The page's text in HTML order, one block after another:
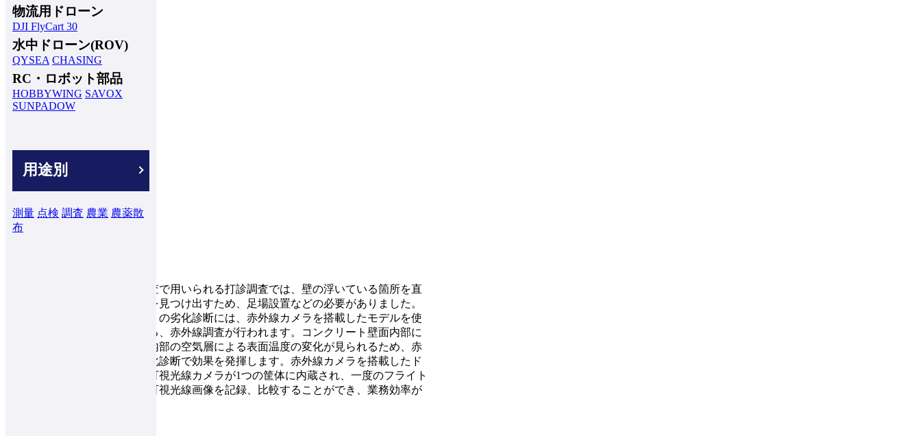
物流用ドローン
DJI FlyCart 30
水中ドローン(ROV)
QYSEA CHASING
RC・ロボット部品
HOBBYWING SAVOX
SUNPADOW
用途別
測量 点検 調査 農業 農薬散
布
従来のコンクリート壁面の調査で用いられる打診調査では、壁の浮いている箇所を直
接叩いた時の音の違いで異常を見つけ出すため、足場設置などの必要がありました。
ドローンを使ったコンクリートの劣化診断には、赤外線カメラを搭載したモデルを使
って撮影・熱画像の解析をする、赤外線調査が行われます。コンクリート壁面内部に
「浮き」などが生じた場合、内部の空気層による表面温度の変化が見られるため、赤
外線調査はコンクリートの劣化診断で効果を発揮します。赤外線カメラを搭載したド
ローンでは、赤外線カメラと可視光線カメラが1つの筐体に内蔵され、一度のフライト
で壁面全体のサーマル画像と可視光線画像を記録、比較することができ、業務効率が